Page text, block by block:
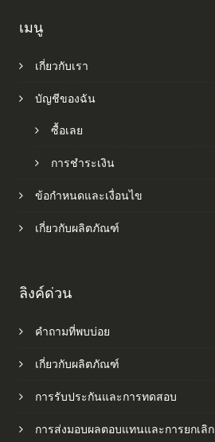
เมนู
เกี่ยวกับเรา
บัญชีของฉัน
ซื้อเลย
การชำระเงิน
ข้อกำหนดและเงื่อนไข
เกี่ยวกับผลิตภัณฑ์
ลิงค์ด่วน
คำถามที่พบบ่อย
เกี่ยวกับผลิตภัณฑ์
การรับประกันและการทดสอบ
การส่งมอบผลตอบแทนและการยกเลิก